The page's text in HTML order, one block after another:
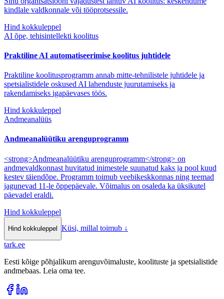
kindlale valdkonnale või tööprotsessile.
Hind kokkuleppel
AI õpe, tehisintellekti koolitus
Praktiline AI automatiseerimise koolitus juhtidele
Praktiline koolitusprogramm annab mitte-tehnilistele juhtidele ja
spetsialistidele oskused AI lahenduste juurutamiseks ja
rakendamiseks igapäevases töös.
Hind kokkuleppel
Andmeanalüüs
Andmeanalüütiku arenguprogramm
<strong>Andmeanalüütiku arenguprogramm</strong> on
andmevaldkonnast huvitatud inimestele suunatud kaks ja pool kuud
kestev täiendõpe. Programm toimub veebikeskkonnas ning teemad
jagunevad 11-le õppepäevale. Võimalus on osaleda ka üksikutel
päevadel eraldi.
Hind kokkuleppel
Hind kokkuleppel Küsi, millal toimub ↓
tark.ee
Eesti kõige põhjalikum arenguvõimaluste, koolituste ja spetsialistide
andmebaas. Leia oma tee.